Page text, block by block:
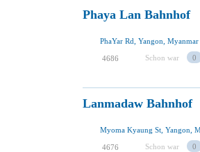
Phaya Lan Bahnhof
PhaYar Rd, Yangon, Myanmar
4686 Schon war 0
Lanmadaw Bahnhof
Myoma Kyaung St, Yangon,
4676 Schon war 0